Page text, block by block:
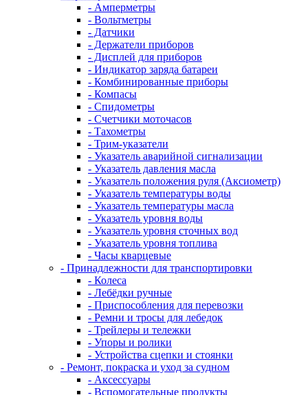
- Амперметры
- Вольтметры
- Датчики
- Держатели приборов
- Дисплей для приборов
- Индикатор заряда батареи
- Комбинированные приборы
- Компасы
- Спидометры
- Счетчики моточасов
- Тахометры
- Трим-указатели
- Указатель аварийной сигнализации
- Указатель давления масла
- Указатель положения руля (Аксиометр)
- Указатель температуры воды
- Указатель температуры масла
- Указатель уровня воды
- Указатель уровня сточных вод
- Указатель уровня топлива
- Часы кварцевые
- Принадлежности для транспортировки
- Колеса
- Лебёдки ручные
- Приспособления для перевозки
- Ремни и тросы для лебедок
- Трейлеры и тележки
- Упоры и ролики
- Устройства сцепки и стоянки
- Ремонт, покраска и уход за судном
- Аксессуары
- Вспомогательные продукты